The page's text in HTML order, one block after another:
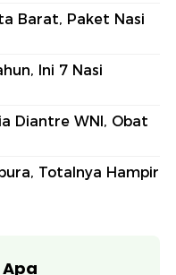
Barat, Paket Nasi
Ini 7 Nasi
Diantre WNI, Obat
Totalnya Hampir